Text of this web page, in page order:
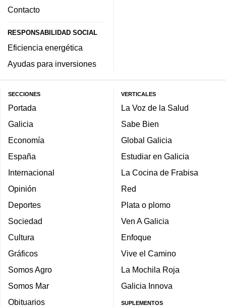
Contacto
RESPONSABILIDAD SOCIAL
Eficiencia energética
Ayudas para inversiones
SECCIONES
Portada
Galicia
Economía
España
Internacional
Opinión
Deportes
Sociedad
Cultura
Gráficos
Somos Agro
Somos Mar
Obituarios
VERTICALES
La Voz de la Salud
Sabe Bien
Global Galicia
Estudiar en Galicia
La Cocina de Frabisa
Red
Plata o plomo
Ven A Galicia
Enfoque
Vive el Camino
La Mochila Roja
Galicia Innova
SUPLEMENTOS